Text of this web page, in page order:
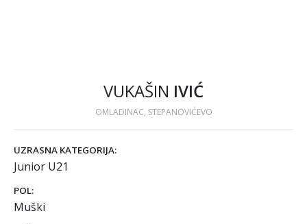
VUKAŠIN IVIĆ
OMLADINAC, STEPANOVIĆEVO
UZRASNA KATEGORIJA:
Junior U21
POL:
Muški